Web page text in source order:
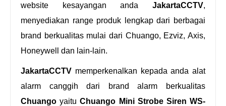
website kesayangan anda JakartaCCTV,
menyediakan range produk lengkap dari berbagai
brand berkualitas mulai dari Chuango, Ezviz, Axis,
Honeywell dan lain-lain.
JakartaCCTV memperkenalkan kepada anda alat
alarm canggih dari brand alarm berkualitas
ChuangoyaituChuango Mini Strobe Siren WS-